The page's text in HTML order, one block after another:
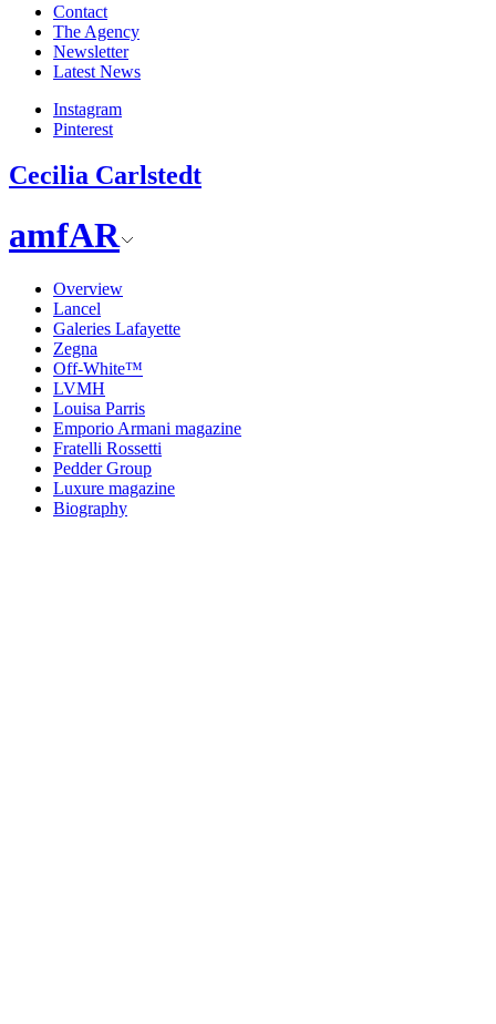
Contact
The Agency
Newsletter
Latest News
Instagram
Pinterest
Cecilia Carlstedt
amfAR
Overview
Lancel
Galeries Lafayette
Zegna
Off-White™
LVMH
Louisa Parris
Emporio Armani magazine
Fratelli Rossetti
Pedder Group
Luxure magazine
Biography